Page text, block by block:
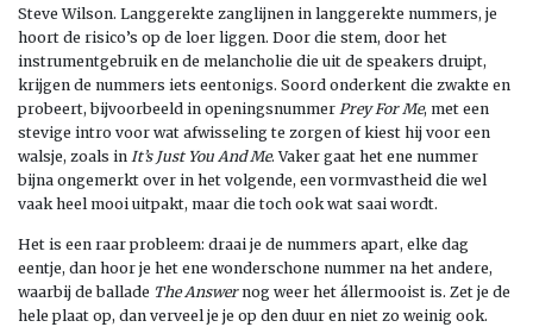
Steve Wilson. Langgerekte zanglijnen in langgerekte nummers, je
hoort de risico’s op de loer liggen. Door die stem, door het
instrumentgebruik en de melancholie die uit de speakers druipt,
krijgen de nummers iets eentonigs. Soord onderkent die zwakte en
probeert, bijvoorbeeld in openingsnummer Prey For Me, met een
stevige intro voor wat afwisseling te zorgen of kiest hij voor een
walsje, zoals in It’s Just You And Me. Vaker gaat het ene nummer
bijna ongemerkt over in het volgende, een vormvastheid die wel
vaak heel mooi uitpakt, maar die toch ook wat saai wordt.
Het is een raar probleem: draai je de nummers apart, elke dag
eentje, dan hoor je het ene wonderschone nummer na het andere,
waarbij de ballade The Answernog weer het állermooist is. Zet je de
hele plaat op, dan verveel je je op den duur en niet zo weinig ook.